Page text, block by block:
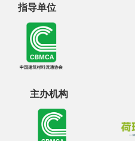
指导单位
主办机构